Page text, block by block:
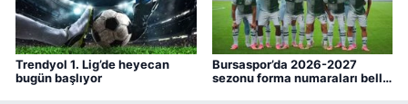
Trendyol 1. Lig’de heyecan
bugün başlıyor
Bursaspor’da 2026-2027
sezonu forma numaraları belli